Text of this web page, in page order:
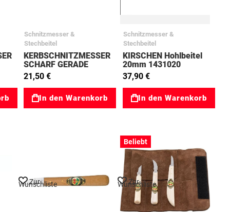
Schnitzmesser &
Stechbeitel
KERBSCHNITZMESSER
SCHARF GERADE
77510521
21,50 €
In den Warenkorb
Schnitzmesser &
Stechbeitel
KIRSCHEN Hohlbeitel
20mm 1431020
37,90 €
In den Warenkorb
Zur
Wunschliste Zur
Wunschliste
Beliebt